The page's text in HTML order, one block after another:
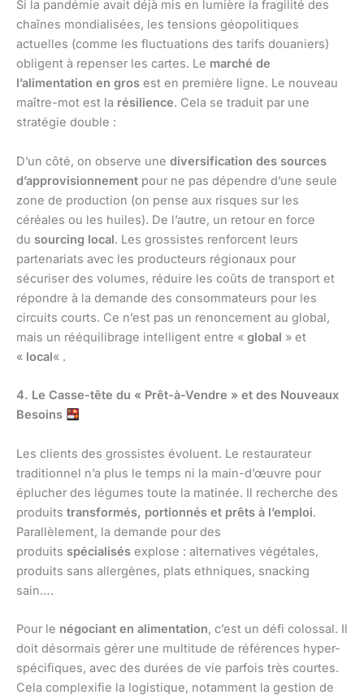
Si la pandémie avait déjà mis en lumière la fragilité des
chaînes mondialisées, les tensions géopolitiques
actuelles (comme les fluctuations des tarifs douaniers)
obligent à repenser les cartes. Le marché de
l’alimentation en gros est en première ligne. Le nouveau
maître-mot est la résilience. Cela se traduit par une
stratégie double :
D’un côté, on observe une diversification des sources
d’approvisionnement pour ne pas dépendre d’une seule
zone de production (on pense aux risques sur les
céréales ou les huiles). De l’autre, un retour en force
du sourcing local. Les grossistes renforcent leurs
partenariats avec les producteurs régionaux pour
sécuriser des volumes, réduire les coûts de transport et
répondre à la demande des consommateurs pour les
circuits courts. Ce n’est pas un renoncement au global,
mais un rééquilibrage intelligent entre « global » et
« local« .
4. Le Casse-tête du « Prêt-à-Vendre » et des Nouveaux
Besoins
Les clients des grossistes évoluent. Le restaurateur
traditionnel n’a plus le temps ni la main-d’œuvre pour
éplucher des légumes toute la matinée. Il recherche des
produits transformés, portionnés et prêts à l’emploi.
Parallèlement, la demande pour des
produits spécialisés explose : alternatives végétales,
produits sans allergènes, plats ethniques, snacking
sain….
Pour le négociant en alimentation, c’est un défi colossal. Il
doit désormais gérer une multitude de références hyper-
spécifiques, avec des durées de vie parfois très courtes.
Cela complexifie la logistique, notamment la gestion de